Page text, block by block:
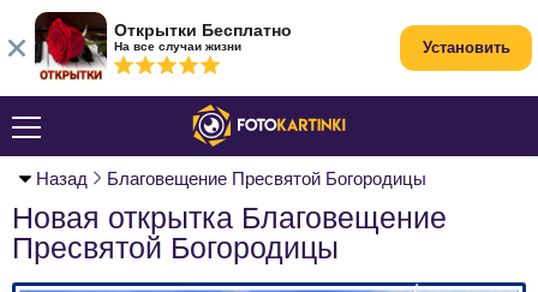
Назад Благовещение Пресвятой Богородицы
Новая открытка Благовещение
Пресвятой Богородицы
Открытки Бесплатно
На все случаи жизни Установить